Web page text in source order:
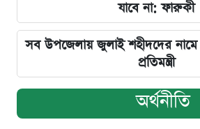
যাবে না: ফারুকী
সব উপজেলায় জুলাই শহীদদের নামে
প্রতিমন্ত্রী
অর্থনীতি